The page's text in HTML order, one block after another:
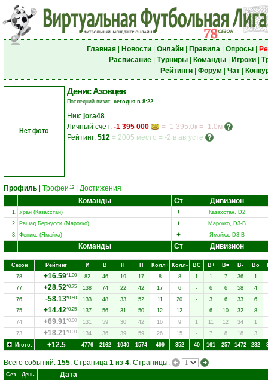
Главная| Новости| Онлайн| Правила| Опросы|
Расписание| Турниры| Команды| Игроки|
Рейтинги| Форум Чат|
Нет фото
Денис Азовцев
Последний визит: сегодня в 8:22
Ник: jora48
Личный счёт: -1 395 000
= -1 395.0к = -1.0м
Рейтинг: 512 = 2005 место = -2 в августе
Профиль Трофеи 13
Достижения
Команды
Ст Дивизион
1. Уран (Казахстан) +
Казахстан, D2
2. Рашад Бернусси (Марокко) +
Марокко, D3-B
3. Феникс (Ямайка) + Ямайка, D3-B
Команды Ст Дивизион
Сезон Рейтинг И В Н П Колл+ Колл- ВC В+ В= В- Вo
78
+16.59*1.00 82 46 19 17 8 8 1 1 7 36
1
77
+28.52*0.75 138 74 22 42 17 6 - 6 6 58
4
76
-58.13*0.50 133 48 33 52 11 20 - 3 6 33 6
75
+14.42*0.25 137 56 31 50 12 12 - 6 10 32 8
74
+69.91*0.00 131 59 30 42 16 9 1 11 12 34 1
73
+18.21*0.00 134 36 39 59 26 15 - 7 8 18 3
Итого:
+12.5 4776 2162 1040 1574 499 352 40 161 257 1472 232
Всего событий: 155. Страница 1 из 4. Страницы:
Сез. День Дата